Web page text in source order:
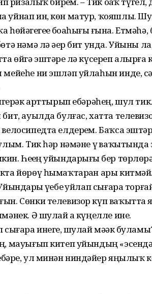
уйнап ин, көн матур, ҡояшлы.
һөйәгегеҙҙе боҙа­һығыҙ ғына.
нәмә лә әҙер бит унда. Уйыны
өйгә эштәрҙе лә күсереп алырға
ни эшләп уйлаһын инде,
арттырып ебәрәһең, шул
ауылда булғас, хатта
елдерҙем. Баҡса
Тик һәр нәмәне үҙ
Һеҙҙең уйындарығыҙ бер
йөрөү һымаҡтарҙан ары китмәй.
үҙебеҙ уйлап сығара
Сөнки телевизор күп ваҡытта
Ә шулай ҙа күңелле ине.
инегеҙ, шулай мәҙәк
мауығып китеп уйындың
ул минән ниндәйҙер яңылыҡ